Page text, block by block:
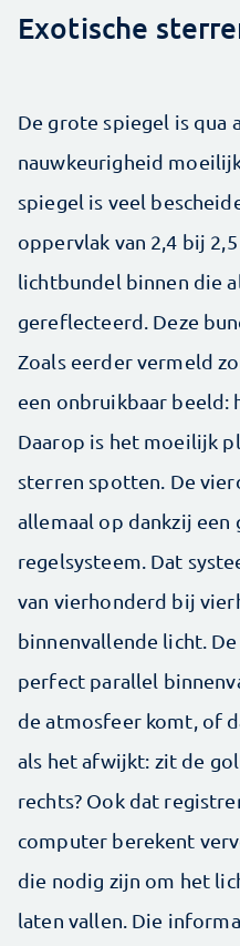
Exotische
De grote spiegel is qua
nauwkeurigheid
spiegel is veel
oppervlak van 2,4 bij
lichtbundel binnen die
gereflecteerd. Deze
Zoals eerder vermeld
een onbruikbaar beeld:
Daarop is het moeilijk
sterren spotten. De
allemaal op dankzij een
regel­systeem. Dat
van vierhonderd bij
binnenvallende licht.
perfect parallel
de atmosfeer komt, of
als het afwijkt: zit de
rechts? Ook dat
computer berekent
die nodig zijn om het
laten vallen. Die